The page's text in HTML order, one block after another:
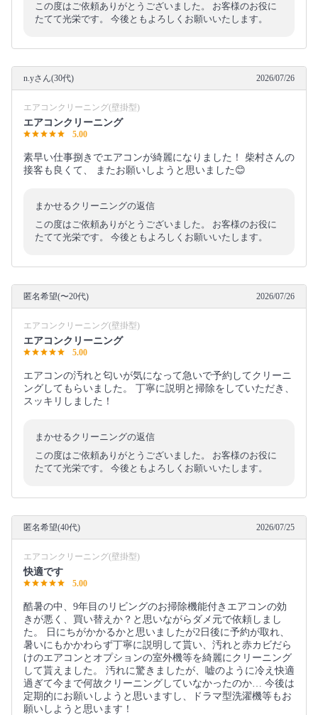
この度はご依頼ありがとうございました。 お客様のお役に
たてて光栄です。 今後ともよろしくお願いいたします。
n.yさん(30代) 2026/07/26
エアコンクリーニング(壁掛型)
エアコンクリーニング
5.00
素早い仕事捌きでエアコンが綺麗になりました！ 柴村さんの
接客も良くて、 またお願いしようと思いました😊
まかせるクリーニングの返信
この度はご依頼ありがとうございました。 お客様のお役に
たてて光栄です。 今後ともよろしくお願いいたします。
匿名希望(〜20代) 2026/07/26
エアコンクリーニング(壁掛型)
エアコンクリーニング
5.00
エアコンの汚れと匂いが気になって急いで予約してクリーニ
ングしてもらいました。 丁寧に説明と掃除をしていただき、
スッキリしました！
まかせるクリーニングの返信
この度はご依頼ありがとうございました。 お客様のお役に
たてて光栄です。 今後ともよろしくお願いいたします。
匿名希望(40代) 2026/07/25
エアコンクリーニング(壁掛型)
快適です
5.00
酷暑の中、9年目のリビングのお掃除機能付きエアコンの効
きが悪く、買い替えか？と思いながらダメ元で依頼しまし
た。 日にちがかかるかと思いましたが2日後に予約が取れ、
暑いにもかかわらず丁寧に説明して貰い、汚れと赤カビだら
けのエアコンとオプションの室外機等を綺麗にクリーニング
して貰えました。 汚れに驚きましたが、嘘のように冷え快適
過ぎて今まで何故クリーニングしていなかったのか… 今後は
定期的にお願いしようと思いますし、ドラマ型洗濯機等もお
願いしようと思います！